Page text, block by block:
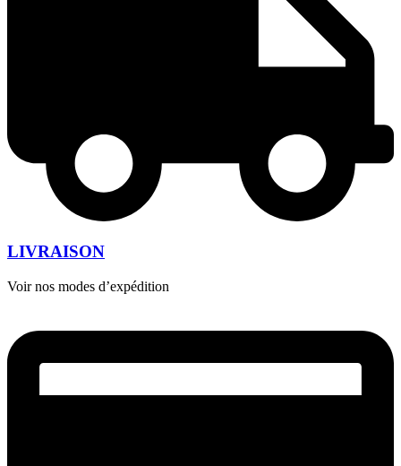
LIVRAISON
Voir nos modes d’expédition